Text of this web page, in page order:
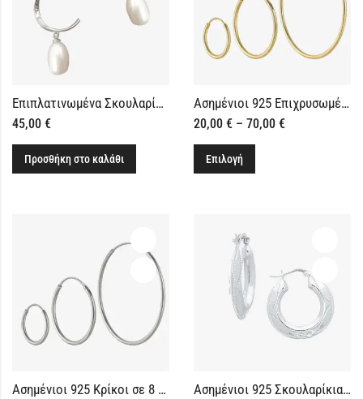
Επιπλατινωμένα Σκουλαρίκια Κρίκοι με Μαργαριτάρια Ασημένια 925
45,00 €
Προσθήκη στο καλάθι
Ασημένιοι 925 Επιχρυσωμένοι Κρίκοι σε 8 Μεγέθη
20,00 € – 70,00 €
Επιλογή
Ασημένιοι 925 Κρίκοι σε 8 Μεγέθη Ασημένιοι 925 Σκουλαρίκια Κρίκοι με Σκάλισμα